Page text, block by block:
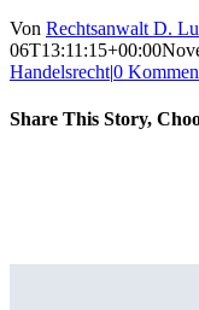
Von Rechtsanwalt D.
06T13:11:15+00:00
Handelsrecht|0
Share This Story,